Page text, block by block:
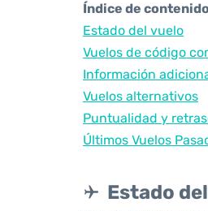
Índice de
Estado del vuelo
Vuelos de código
Información
Vuelos alternativos
Puntualidad y
Últimos Vuelos
Estado